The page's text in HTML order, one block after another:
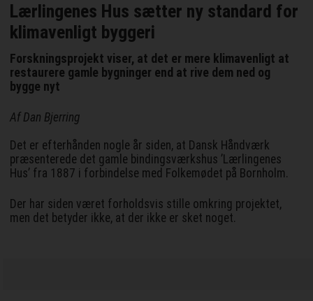
Lærlingenes Hus sætter ny standard for
klimavenligt byggeri
Forskningsprojekt viser, at det er mere klimavenligt at
restaurere gamle bygninger end at rive dem ned og
bygge nyt
Af Dan Bjerring
Det er efterhånden nogle år siden, at Dansk Håndværk
præsenterede det gamle bindingsværkshus ’Lærlingenes
Hus’ fra 1887 i forbindelse med Folkemødet på Bornholm.
Der har siden været forholdsvis stille omkring projektet,
men det betyder ikke, at der ikke er sket noget.